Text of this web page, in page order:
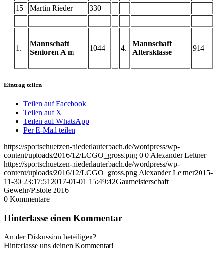
15
Martin Rieder 330
1.
Mannschaft
Senioren A m
1044 4.
Mannschaft
Altersklasse
914
Eintrag teilen
Teilen auf Facebook
Teilen auf X
Teilen auf WhatsApp
Per E-Mail teilen
https://sportschuetzen-niederlauterbach.de/wordpress/wp-
content/uploads/2016/12/LOGO_gross.png 0 0 Alexander Leitner
https://sportschuetzen-niederlauterbach.de/wordpress/wp-
content/uploads/2016/12/LOGO_gross.png Alexander Leitner2015-
11-30 23:17:51 2017-01-01 15:49:42Gaumeisterschaft
Gewehr/Pistole 2016
0 Kommentare
Hinterlasse einen Kommentar
An der Diskussion beteiligen?
Hinterlasse uns deinen Kommentar!